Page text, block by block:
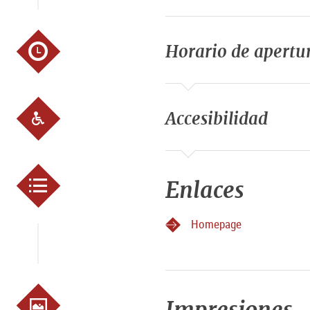
Reservas exclusivas, el
Se permiten perros
Prohibido hacer ruido
Horario de
Accesibilidad
Enlaces
Homepage